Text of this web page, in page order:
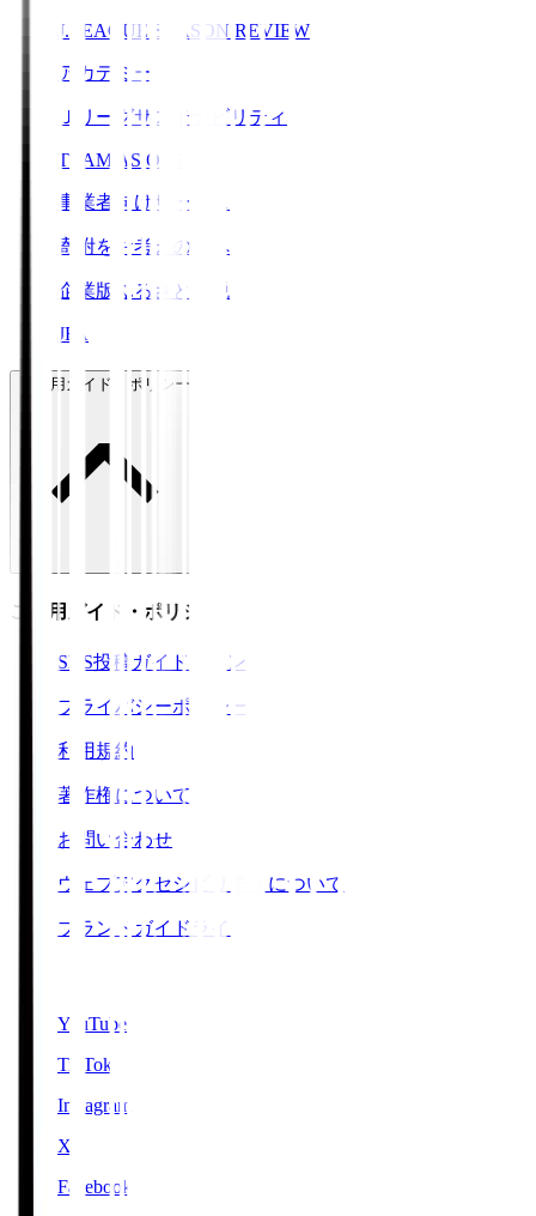
J.LEAGUE SEASON REVIEW
アカデミー
Ｊリーグサステナビリティ
TEAM AS ONE
事業者向けサービス
寄附をお考えの方へ
企業版ふるさと納税
JFA
ご利用ガイド・ポリシー
ご利用ガイド・ポリシー
SNS投稿ガイドライン
プライバシーポリシー
利用規約
著作権について
お問い合わせ
ウェブアクセシビリティについて
ブランドガイドライン
YouTube
TikTok
Instagram
X
Facebook